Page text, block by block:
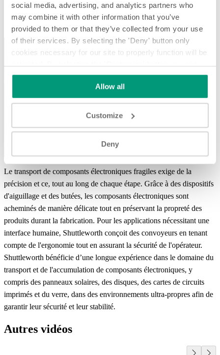
social media, advertising, and analytics partners who
may combine it with other information that you’ve
provided to them or that they’ve collected from your use
of their services. By selecting the 'Deny' button only
cookies necessary for our site to properly function will be
activated. By selecting the 'Customize' button you can
choose the individual categories of cookies you want to
Read the complete cookie policy.
Allow all
Customize
Deny
Électronique/Technologie
Électronique/Technologie
Play
Le transport de composants électroniques fragiles exige de la
précision et ce, tout au long de chaque étape. Grâce à des dispositifs
d'aiguillage et des butées, les composants électroniques sont
acheminés de manière délicate tout en préservant la propreté des
produits durant la fabrication. Pour les applications nécessitant une
interface humaine, Shuttleworth conçoit des convoyeurs en tenant
compte de l'ergonomie tout en assurant la sécurité de l'opérateur.
Shuttleworth bénéficie d’une longue expérience dans le domaine du
transport et de l'accumulation de composants électroniques, y
compris des panneaux solaires, des disques, des cartes de circuits
imprimés et du verre, dans des environnements ultra-propres afin de
garantir leur sécurité et leur stabilité.
Autres vidéos